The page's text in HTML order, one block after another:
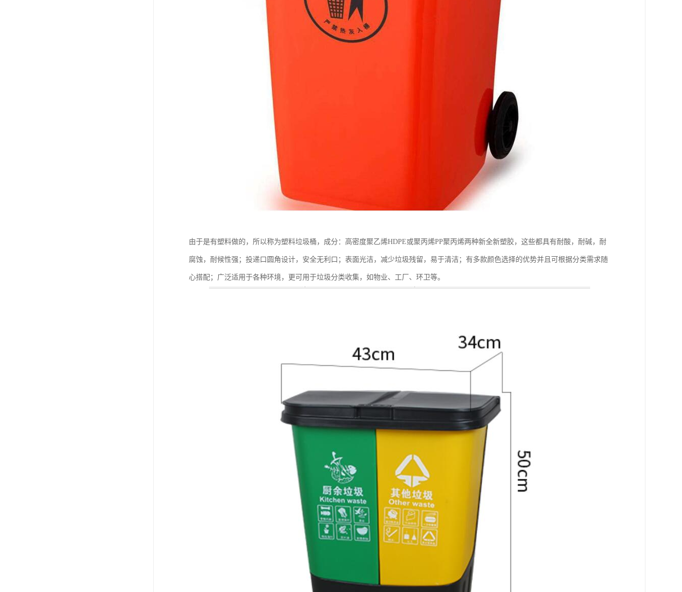
由于是有塑料做的，所以称为塑料垃圾桶，成分：高密度聚乙烯HDPE或聚丙烯PP聚丙烯两种新全新塑胶，这些都具有耐酸，耐碱，耐
腐蚀，耐候性强；投递口圆角设计，安全无利口；表面光洁，减少垃圾残留，易于清洁；有多款颜色选择的优势并且可根据分类需求随
心搭配；广泛适用于各种环境，更可用于垃圾分类收集，如物业、工厂、环卫等。